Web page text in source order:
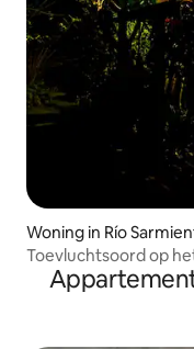
Woning in Río
Toevluchtsoord op